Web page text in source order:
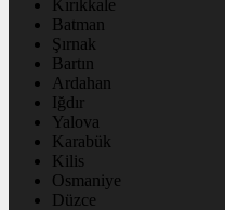
Kırıkkale
Batman
Şırnak
Bartın
Ardahan
Iğdır
Yalova
Karabük
Kilis
Osmaniye
Düzce